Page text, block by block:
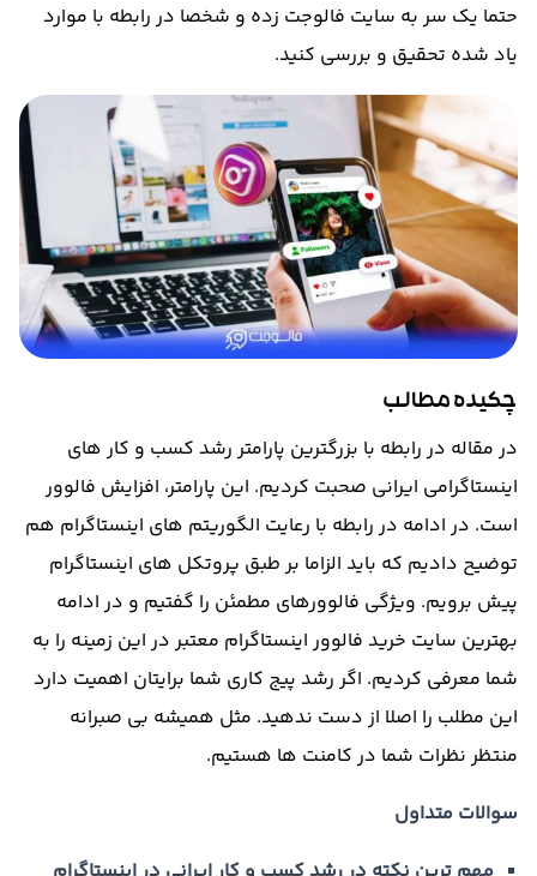
حتما یک سر به سایت فالوجت زده و شخصا در رابطه با موارد
یاد شده تحقیق و بررسی کنید.
چکیده مطالب
در مقاله در رابطه با بزرگترین پارامتر رشد کسب و کار های
اینستاگرامی ایرانی صحبت کردیم. این پارامتر، افزایش فالوور
است. در ادامه در رابطه با رعایت الگوریتم های اینستاگرام هم
توضیح دادیم که باید الزاما بر طبق پروتکل های اینستاگرام
پیش برویم. ویژگی فالوورهای مطمئن را گفتیم و در ادامه
بهترین سایت خرید فالوور اینستاگرام معتبر در این زمینه را به
شما معرفی کردیم. اگر رشد پیج کاری شما برایتان اهمیت دارد
این مطلب را اصلا از دست ندهید. مثل همیشه بی صبرانه
منتظر نظرات شما در کامنت ها هستیم.
سوالات متداول